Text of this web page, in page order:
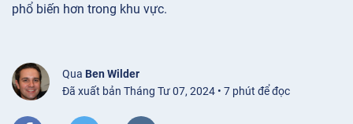
phổ biến hơn trong khu vực.
Qua Ben Wilder
Đã xuất bản Tháng Tư 07, 2024 • 7 phút để đọc